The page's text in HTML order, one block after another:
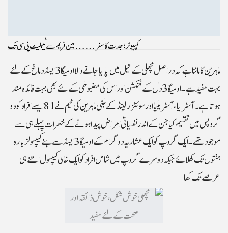
کمپیوٹر ؛ جدت کا سفر……مین فریم سےٹیبلیٹ پی سی تک
ماہرین کا ماننا ہے کہ دراصل مچھلی کے تیل میں پایا جانے والا اومیگا 3 ایسڈ دماغ کے لئے
بہت مفید ہے۔ اومیگا 3 دل کے فنکشن اوراس کی مضبوطی کے لئے بھی بہت فائدہ مند
ہوتا ہے۔ آسٹریا ، آسٹریلیا اورسوئٹزرلینڈ کے طبی ماہرین کی ٹیم نے 81 ایسے افراد کو دو
گروپس میں تقسیم کیا جن کے اندرنفسیاتی امراض پیدا ہونے کے خطرات پہلے ہی سے
موجود تھے۔ ایک گروپ کو ایک عشاریہ دو گرام کے اومیگا 3 ایسڈ سے بنے کیپسولزبارہ
ہفتوں تک کھلائے جبکہ دوسرے گروپ میں شامل افراد کو ایک خالی کیپسول اتنے ہی
عرصے تک کھا